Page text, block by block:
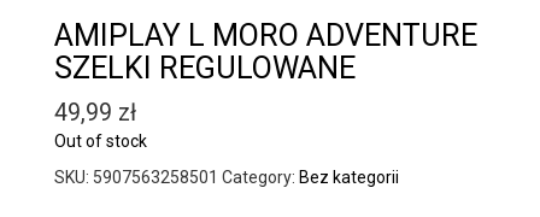
AMIPLAY L MORO ADVENTURE
SZELKI REGULOWANE
49,99 zł
Out of stock
SKU: 5907563258501 Category: Bez kategorii